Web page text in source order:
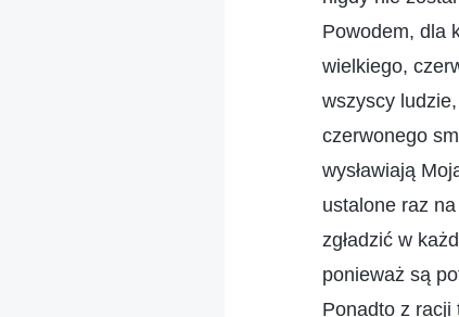
Powodem, dla
wielkiego,
wszyscy
czerwonego
wysławiają
ustalone raz
zgładzić w
ponieważ są
Ponadto z racji